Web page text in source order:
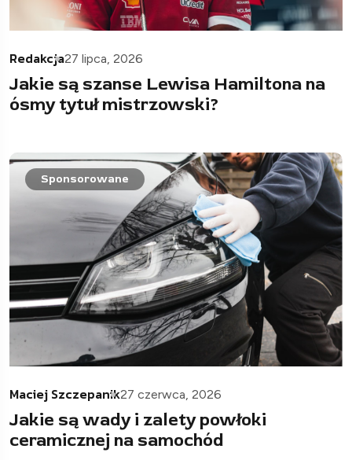
Redakcja27 lipca, 2026
Jakie są szanse Lewisa Hamiltona na
ósmy tytuł mistrzowski?
Sponsorowane
Maciej Szczepanik27 czerwca, 2026
Jakie są wady i zalety powłoki
ceramicznej na samochód